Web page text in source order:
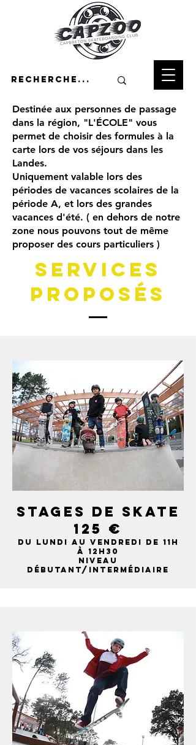
Destinée aux personnes de passage
dans la région, "L'ÉCOLE" vous
permet de choisir des formules à la
carte lors de vos séjours dans les
Landes.
Uniquement valable lors des
périodes de vacances scolaires de la
période A, et lors des grandes
vacances d'été. ( en dehors de notre
zone nous pouvons tout de même
proposer des cours particuliers )
Services
proposés
STAGES DE SKATE
125 €
du LUNDI AU VENDREDI DE 11H
À 12H30
NIVEAU
DÉBUTANT/INTERMÉDIAIRE